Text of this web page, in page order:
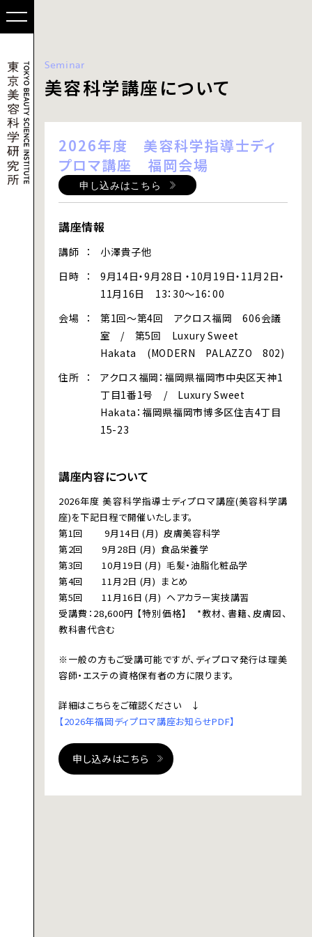
Seminar
美容科学講座について
2026年度 美容科学指導士ディ
プロマ講座 福岡会場
申し込みはこちら
講座情報
講師
小澤貴子他
日時
9月14日・9月28日 ・10月19日・11月2日・
11月16日 13：30～16：00
会場
第1回～第4回 アクロス福岡 606会議
室 / 第5回 Luxury Sweet
Hakata (MODERN PALAZZO 802)
住所
アクロス福岡：福岡県福岡市中央区天神1
丁目1番1号 / Luxury Sweet
Hakata：福岡県福岡市博多区住吉4丁目
15-23
講座内容について
2026年度 美容科学指導士ディプロマ講座(美容科学講
座)を下記日程で開催いたします。
第1回 9月14日 (月) 皮膚美容科学
第2回 9月28日 (月) 食品栄養学
第3回 10月19日 (月) 毛髪・油脂化粧品学
第4回 11月2日 (月) まとめ
第5回 11月16日 (月) ヘアカラー実技講習
受講費：28,600円 【特別価格】 *教材、書籍、皮膚図、
教科書代含む
※一般の方もご受講可能ですが、ディプロマ発行は理美
容師・エステの資格保有者の方に限ります。
詳細はこちらをご確認ください ↓
【2026年福岡ディプロマ講座お知らせPDF】
申し込みはこちら